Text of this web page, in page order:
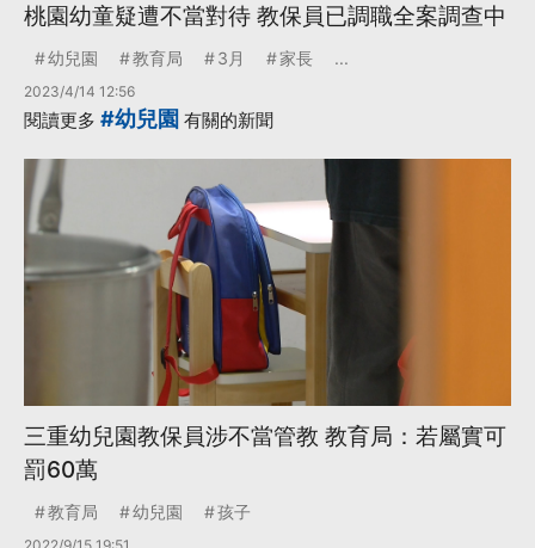
桃園幼童疑遭不當對待 教保員已調職全案調查中
幼兒園 教育局 3月 家長 ...
2023/4/14 12:56
閱讀更多 #幼兒園 有關的新聞
三重幼兒園教保員涉不當管教 教育局：若屬實可
罰60萬
教育局 幼兒園 孩子
2022/9/15 19:51